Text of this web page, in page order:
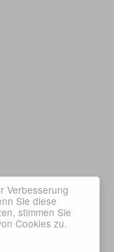
Verbesserung
Sie diese
stimmen Sie
Cookies zu.